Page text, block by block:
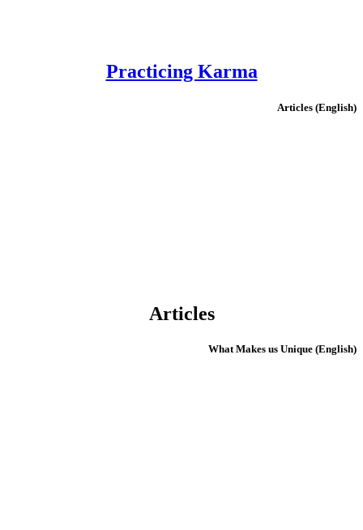
Practicing Karma
(English) Articles
Articles
(English) What Makes us Unique